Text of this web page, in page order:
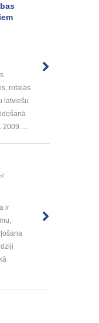
rotaļas
latviešu
2009. ...
ir